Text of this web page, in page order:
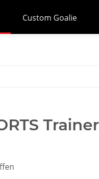
Custom Goalie